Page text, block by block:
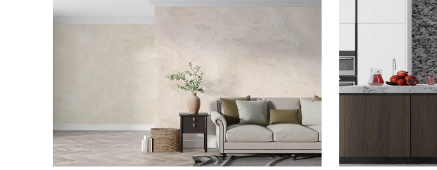
3 من أصل 5
نجوم
5 من أصل 5
نجوم